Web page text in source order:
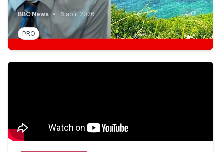
BBC News • 6 août 2026 👍👎
PRO
Ukrainian man's house destroyed in strike. #Ukraine